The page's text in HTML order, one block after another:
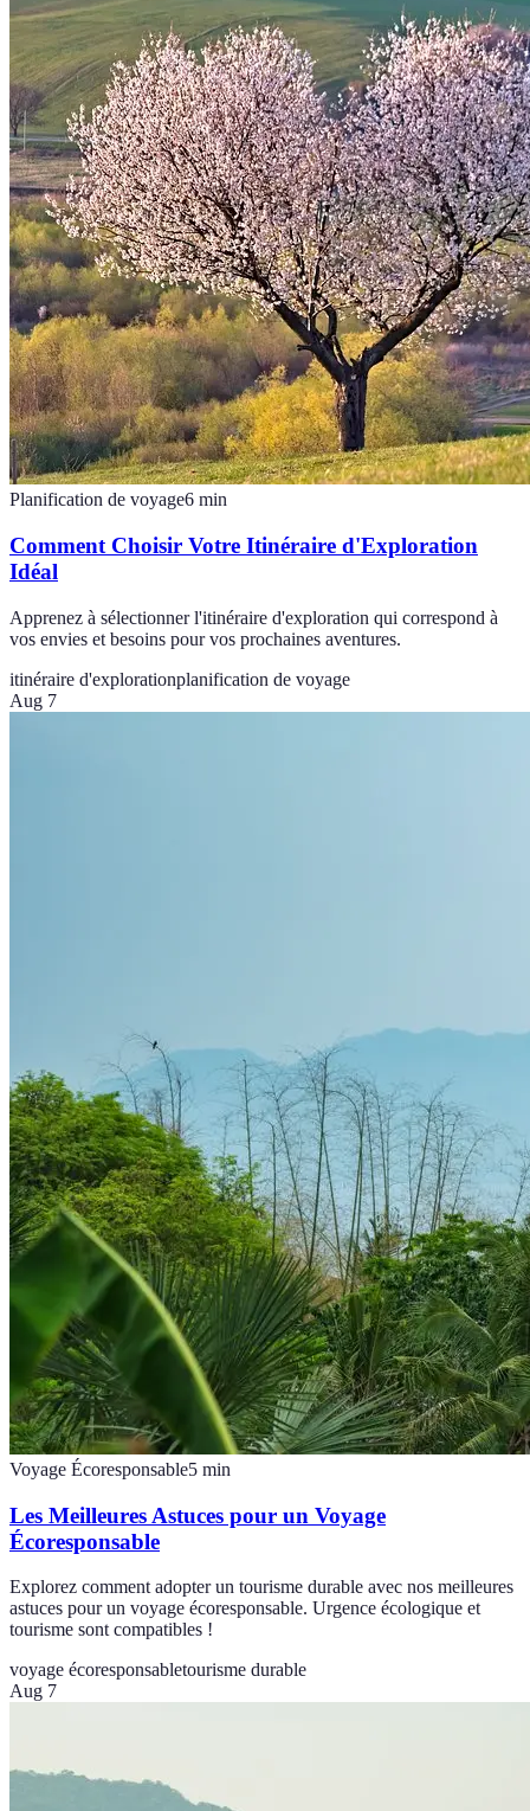
Planification de voyage6 min
Comment Choisir Votre Itinéraire d'Exploration
Idéal
Apprenez à sélectionner l'itinéraire d'exploration qui correspond à
vos envies et besoins pour vos prochaines aventures.
itinéraire d'explorationplanification de voyage
Aug 7
Voyage Écoresponsable5 min
Les Meilleures Astuces pour un Voyage
Écoresponsable
Explorez comment adopter un tourisme durable avec nos meilleures
astuces pour un voyage écoresponsable. Urgence écologique et
tourisme sont compatibles !
voyage écoresponsabletourisme durable
Aug 7